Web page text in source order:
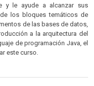
y le ayude a alcanzar sus
los bloques temáticos de
de las bases de datos,
a la arquitectura del
de programación Java, el
este curso.